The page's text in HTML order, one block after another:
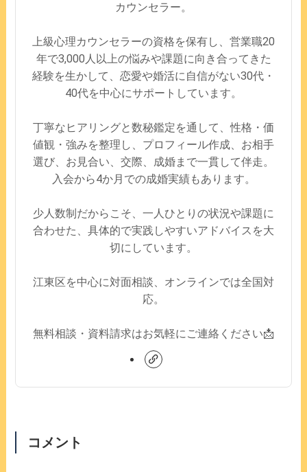
カウンセラー。
上級心理カウンセラーの資格を保有し、営業職20
年で3,000人以上の悩みや課題に向き合ってきた
経験を生かして、恋愛や婚活に自信がない30代・
40代を中心にサポートしています。
丁寧なヒアリングと数秘鑑定を通して、性格・価
値観・強みを整理し、プロフィール作成、お相手
選び、お見合い、交際、成婚まで一貫して伴走。
入会から4か月での成婚実績もあります。
少人数制だからこそ、一人ひとりの状況や課題に
合わせた、具体的で実践しやすいアドバイスを大
切にしています。
江東区を中心に対面相談、オンラインでは全国対
応。
無料相談・資料請求はお気軽にご連絡ください📩
コメント